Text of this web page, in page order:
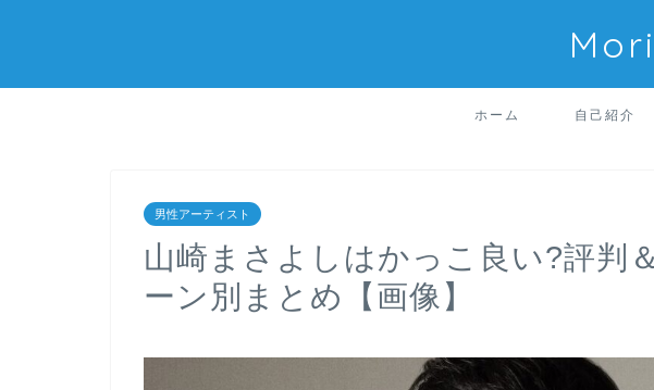
ホーム 自己紹介
男性アーティスト
山崎まさよしはかっこ良い?評判
ーン別まとめ【画像】